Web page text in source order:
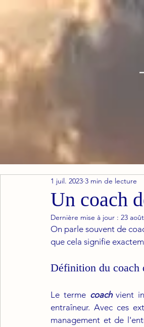
Un coach
1 juil. 2023 3 min de lecture
Dernière mise à jour : 23
On parle souvent de
que cela signifie
Définition du coach
Le terme coach vient
entraîneur. Avec ces
management et de